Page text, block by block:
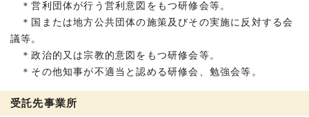
＊営利団体が行う営利意図をもつ研修会等。
＊国または地方公共団体の施策及びその実施に反対する会
議等。
＊政治的又は宗教的意図をもつ研修会等。
＊その他知事が不適当と認める研修会、勉強会等。
受託先事業所